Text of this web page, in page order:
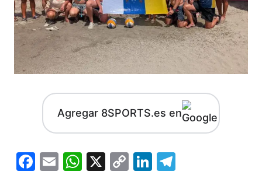
Agregar 8SPORTS.es en
Facebook
EmailWhatsApp
X
CopyLinkedIn